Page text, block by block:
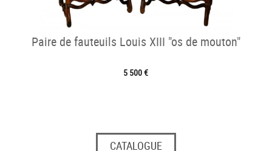
Paire de fauteuils Louis XIII "os de mouton"
5 500 €
CATALOGUE